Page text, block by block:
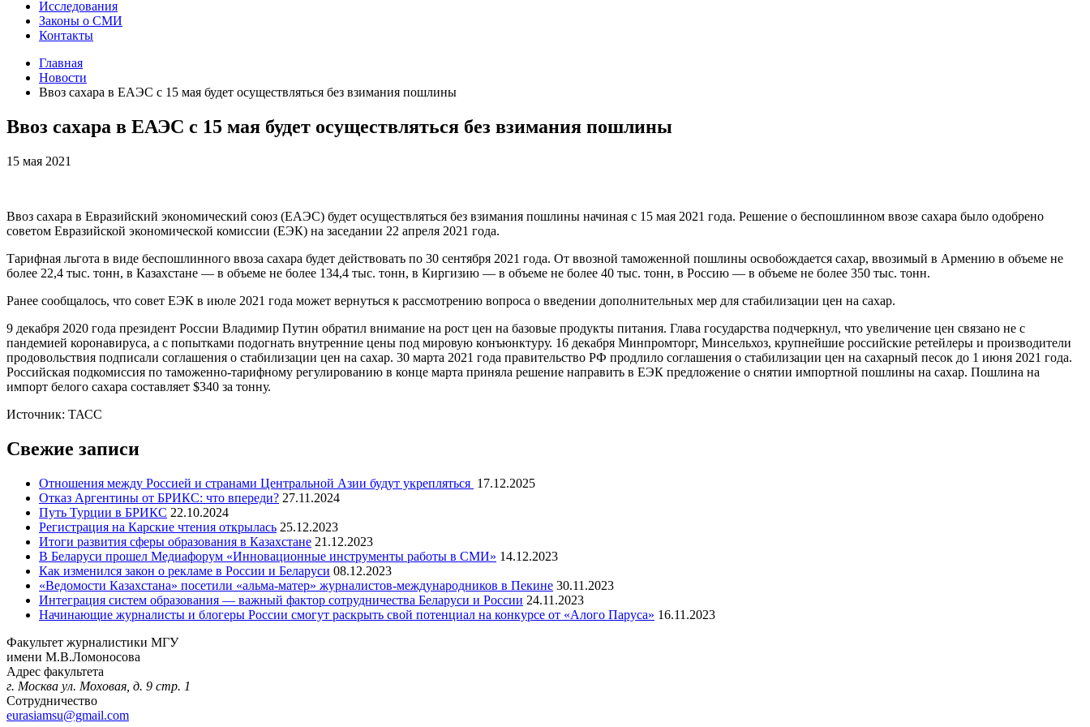
Исследования
Законы о СМИ
Контакты
Главная
Новости
Ввоз сахара в ЕАЭС с 15 мая будет осуществляться без взимания пошлины
Ввоз сахара в ЕАЭС с 15 мая будет осуществляться без взимания пошлины
15 мая 2021
Ввоз сахара в Евразийский экономический союз (ЕАЭС) будет осуществляться без взимания пошлины начиная с 15 мая 2021 года. Решение о беспошлинном ввозе сахара было одобрено
советом Евразийской экономической комиссии (ЕЭК) на заседании 22 апреля 2021 года.
Тарифная льгота в виде беспошлинного ввоза сахара будет действовать по 30 сентября 2021 года. От ввозной таможенной пошлины освобождается сахар, ввозимый в Армению в объеме не
более 22,4 тыс. тонн, в Казахстане — в объеме не более 134,4 тыс. тонн, в Киргизию — в объеме не более 40 тыс. тонн, в Россию — в объеме не более 350 тыс. тонн.
Ранее сообщалось, что совет ЕЭК в июле 2021 года может вернуться к рассмотрению вопроса о введении дополнительных мер для стабилизации цен на сахар.
9 декабря 2020 года президент России Владимир Путин обратил внимание на рост цен на базовые продукты питания. Глава государства подчеркнул, что увеличение цен связано не с
пандемией коронавируса, а с попытками подогнать внутренние цены под мировую конъюнктуру. 16 декабря Минпромторг, Минсельхоз, крупнейшие российские ретейлеры и производители
продовольствия подписали соглашения о стабилизации цен на сахар. 30 марта 2021 года правительство РФ продлило соглашения о стабилизации цен на сахарный песок до 1 июня 2021 года.
Российская подкомиссия по таможенно-тарифному регулированию в конце марта приняла решение направить в ЕЭК предложение о снятии импортной пошлины на сахар. Пошлина на
импорт белого сахара составляет $340 за тонну.
Источник: ТАСС
Свежие записи
Отношения между Россией и странами Центральной Азии будут укрепляться 17.12.2025
Отказ Аргентины от БРИКС: что впереди? 27.11.2024
Путь Турции в БРИКС 22.10.2024
Регистрация на Карские чтения открылась 25.12.2023
Итоги развития сферы образования в Казахстане 21.12.2023
В Беларуси прошел Медиафорум «Инновационные инструменты работы в СМИ» 14.12.2023
Как изменился закон о рекламе в России и Беларуси 08.12.2023
«Ведомости Казахстана» посетили «альма-матер» журналистов-международников в Пекине 30.11.2023
Интеграция систем образования — важный фактор сотрудничества Беларуси и России 24.11.2023
Начинающие журналисты и блогеры России смогут раскрыть свой потенциал на конкурсе от «Алого Паруса» 16.11.2023
Факультет журналистики МГУ
имени М.В.Ломоносова
Адрес факультета
г. Москва ул. Моховая, д. 9 стр. 1
Сотрудничество
eurasiamsu@gmail.com